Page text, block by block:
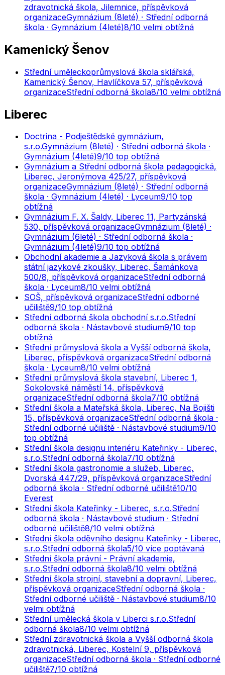
zdravotnická škola, Jilemnice, příspěvková
organizaceGymnázium (8leté) · Střední odborná
škola · Gymnázium (4leté)8/10 velmi obtížná
Kamenický Šenov
Střední uměleckoprůmyslová škola sklářská,
Kamenický Šenov, Havlíčkova 57, příspěvková
organizaceStřední odborná škola8/10 velmi obtížná
Liberec
Doctrina - Podještědské gymnázium,
s.r.o.Gymnázium (8leté) · Střední odborná škola ·
Gymnázium (4leté)9/10 top obtížná
Gymnázium a Střední odborná škola pedagogická,
Liberec, Jeronýmova 425/27, příspěvková
organizaceGymnázium (8leté) · Střední odborná
škola · Gymnázium (4leté) · Lyceum9/10 top
obtížná
Gymnázium F. X. Šaldy, Liberec 11, Partyzánská
530, příspěvková organizaceGymnázium (8leté) ·
Gymnázium (6leté) · Střední odborná škola ·
Gymnázium (4leté)9/10 top obtížná
Obchodní akademie a Jazyková škola s právem
státní jazykové zkoušky, Liberec, Šamánkova
500/8, příspěvková organizaceStřední odborná
škola · Lyceum8/10 velmi obtížná
SOŠ, příspěvková organizaceStřední odborné
učiliště9/10 top obtížná
Střední odborná škola obchodní s.r.o.Střední
odborná škola · Nástavbové studium9/10 top
obtížná
Střední průmyslová škola a Vyšší odborná škola,
Liberec, příspěvková organizaceStřední odborná
škola · Lyceum8/10 velmi obtížná
Střední průmyslová škola stavební, Liberec 1,
Sokolovské náměstí 14, příspěvková
organizaceStřední odborná škola7/10 obtížná
Střední škola a Mateřská škola, Liberec, Na Bojišti
15, příspěvková organizaceStřední odborná škola ·
Střední odborné učiliště · Nástavbové studium9/10
top obtížná
Střední škola designu interiéru Kateřinky - Liberec,
s.r.o.Střední odborná škola7/10 obtížná
Střední škola gastronomie a služeb, Liberec,
Dvorská 447/29, příspěvková organizaceStřední
odborná škola · Střední odborné učiliště10/10
Everest
Střední škola Kateřinky - Liberec, s.r.o.Střední
odborná škola · Nástavbové studium · Střední
odborné učiliště8/10 velmi obtížná
Střední škola oděvního designu Kateřinky - Liberec,
s.r.o.Střední odborná škola5/10 více poptávaná
Střední škola právní - Právní akademie,
s.r.o.Střední odborná škola8/10 velmi obtížná
Střední škola strojní, stavební a dopravní, Liberec,
příspěvková organizaceStřední odborná škola ·
Střední odborné učiliště · Nástavbové studium8/10
velmi obtížná
Střední umělecká škola v Liberci s.r.o.Střední
odborná škola8/10 velmi obtížná
Střední zdravotnická škola a Vyšší odborná škola
zdravotnická, Liberec, Kostelní 9, příspěvková
organizaceStřední odborná škola · Střední odborné
učiliště7/10 obtížná